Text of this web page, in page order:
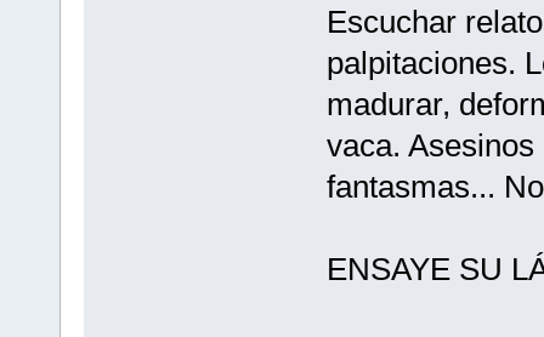
Escuchar
palpitaciones.
madurar,
vaca.
fantasmas...
ENSAYE SU